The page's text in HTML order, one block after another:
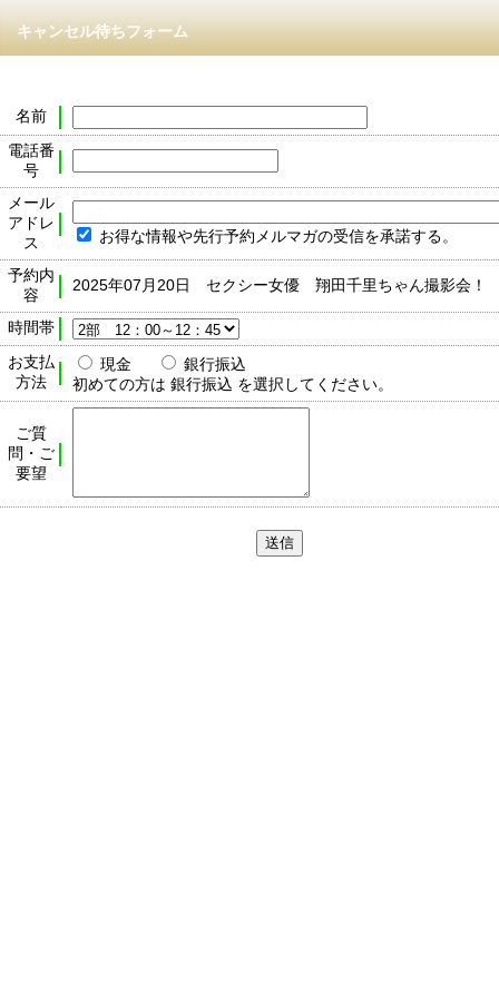
キャンセル待ちフォーム
名前
電話番
号
メール
アドレ
ス
お得な情報や先行予約メルマガの受信を承諾する。
予約内
容
2025年07月20日 セクシー女優 翔田千里ちゃん撮影会！
時間帯
お支払
方法
現金
銀行振込
初めての方は 銀行振込 を選択してください。
ご質
問・ご
要望